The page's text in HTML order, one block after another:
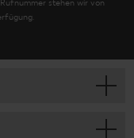
stehen wir von